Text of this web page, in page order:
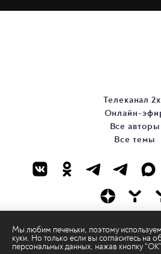
Мы любим печеньки, поэтому
куки. Но только если вы согласитесь на
персональных данных, нажав кнопку "ОК"
Телеканал
Онлайн-
Все авторы
Все темы
© ООО «ТРК
Правовая